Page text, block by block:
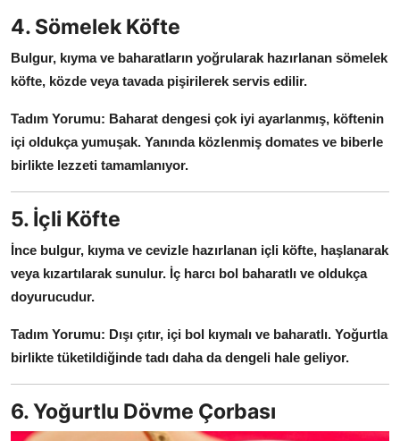
4. Sömelek Köfte
Bulgur, kıyma ve baharatların yoğrularak hazırlanan sömelek
köfte, közde veya tavada pişirilerek servis edilir.
Tadım Yorumu: Baharat dengesi çok iyi ayarlanmış, köftenin
içi oldukça yumuşak. Yanında közlenmiş domates ve biberle
birlikte lezzeti tamamlanıyor.
5. İçli Köfte
İnce bulgur, kıyma ve cevizle hazırlanan içli köfte, haşlanarak
veya kızartılarak sunulur. İç harcı bol baharatlı ve oldukça
doyurucudur.
Tadım Yorumu: Dışı çıtır, içi bol kıymalı ve baharatlı. Yoğurtla
birlikte tüketildiğinde tadı daha da dengeli hale geliyor.
6. Yoğurtlu Dövme Çorbası